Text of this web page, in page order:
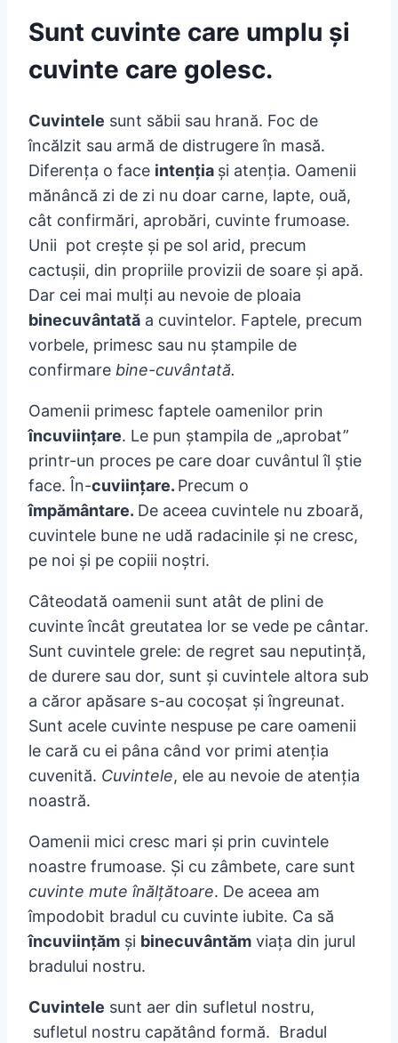
Sunt cuvinte care umplu şi
cuvinte care golesc.
Cuvintele sunt săbii sau hrană. Foc de
încălzit sau armă de distrugere în masă.
Diferenţa o face intenţia şi atenţia. Oamenii
mănâncă zi de zi nu doar carne, lapte, ouă,
cât confirmări, aprobări, cuvinte frumoase.
Unii pot creşte şi pe sol arid, precum
cactuşii, din propriile provizii de soare şi apă.
Dar cei mai mulţi au nevoie de ploaia
binecuvântată a cuvintelor. Faptele, precum
vorbele, primesc sau nu ştampile de
confirmare bine-cuvântată.
Oamenii primesc faptele oamenilor prin
încuviinţare. Le pun ştampila de „aprobat”
printr-un proces pe care doar cuvântul îl ştie
face. În-cuviinţare. Precum o
împământare. De aceea cuvintele nu zboară,
cuvintele bune ne udă radacinile şi ne cresc,
pe noi şi pe copiii noştri.
Câteodată oamenii sunt atât de plini de
cuvinte încât greutatea lor se vede pe cântar.
Sunt cuvintele grele: de regret sau neputinţă,
de durere sau dor, sunt şi cuvintele altora sub
a căror apăsare s-au cocoşat şi îngreunat.
Sunt acele cuvinte nespuse pe care oamenii
le cară cu ei pâna când vor primi atenţia
cuvenită. Cuvintele, ele au nevoie de atenţia
noastră.
Oamenii mici cresc mari şi prin cuvintele
noastre frumoase. Şi cu zâmbete, care sunt
cuvinte mute înălţătoare. De aceea am
împodobit bradul cu cuvinte iubite. Ca să
încuviinţăm şi binecuvântăm viaţa din jurul
bradului nostru.
Cuvintele sunt aer din sufletul nostru,
sufletul nostru capătând formă. Bradul